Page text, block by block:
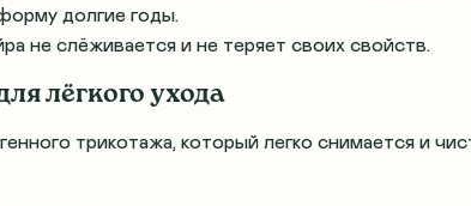
долгие годы.
не слёживается и не теряет своих свойств.
лёгкого ухода
трикотажа, который легко снимается и